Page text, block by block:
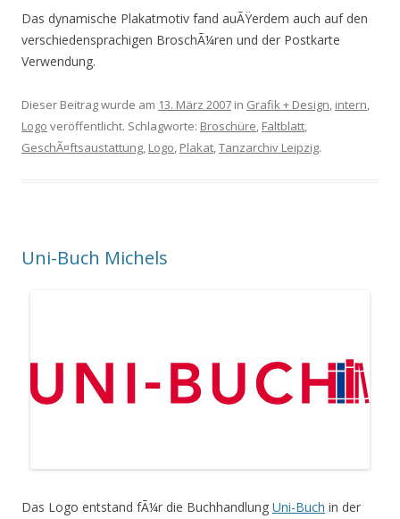
Das dynamische Plakatmotiv fand auÃŸerdem auch auf den
verschiedensprachigen BroschÃ¼ren und der Postkarte
Verwendung.
Dieser Beitrag wurde am 13. März 2007 in Grafik + Design, intern,
Logo veröffentlicht. Schlagworte: Broschüre, Faltblatt,
GeschÃ¤ftsaustattung, Logo, Plakat,Tanzarchiv Leipzig.
Uni-Buch Michels
Das Logo entstand fÃ¼r die Buchhandlung Uni-Buch in der